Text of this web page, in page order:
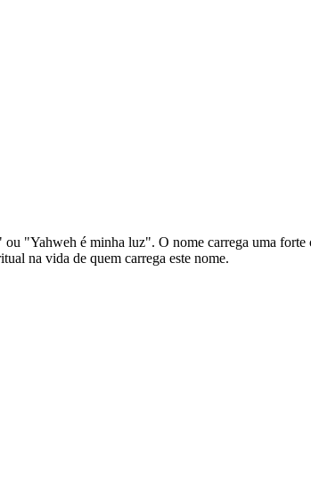
"Yahweh é minha luz". O nome carrega uma
na vida de quem carrega este nome.